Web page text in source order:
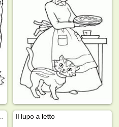
Il lupo a letto